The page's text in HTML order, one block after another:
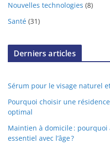
Nouvelles technologies (8)
Santé (31)
Derniers articles
Sérum pour le visage naturel
Pourquoi choisir une
optimal
Maintien à domicile :
essentiel avec l’âge ?